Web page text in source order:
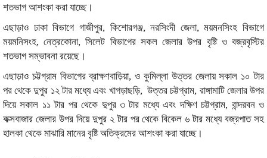
শতভাগ আশংকা করা যাচ্ছে।
এছাড়াও ঢাকা বিভাগে গাজীপুর, কিশোরগঞ্জ, নরসিংদী জেলা, ময়মনসিংহ বিভাগে
ময়মনিসংহ, নেত্রকোনা, সিলেট বিভাগের সকল জেলার উপর বৃষ্টি ও বজ্রবৃস্টির
শতভাগ সম্ভাবনা রয়েছে।
এছাড়াও চট্টগ্রাম বিভাগের ব্রাক্ষণবাড়িয়া, ও কুমিল্লা উত্তর জেলায় সকাল ১০ টার
পর থেকে দুপুর ১২ টার মধ্যে এবং খাগড়াছড়ি, উত্তর চট্টগ্রাম, রাঙ্গামাটি জেলার উপর
দিয়ে সকাল ১১ টার পর থেকে দুপুর ৩ টার মধ্যে এবং দক্ষিণ চট্টগ্রাম, বান্দরবন ও
কক্সবাজার জেলার উপর দিয়ে দুপুর ২ টার পর থেকে বিকেল ৬ টার মধ্যে বজ্রপাত সহ
হালকা থেকে মাঝারি মানের বৃষ্টি অতিক্রমের আশংকা করা যাচ্ছে।